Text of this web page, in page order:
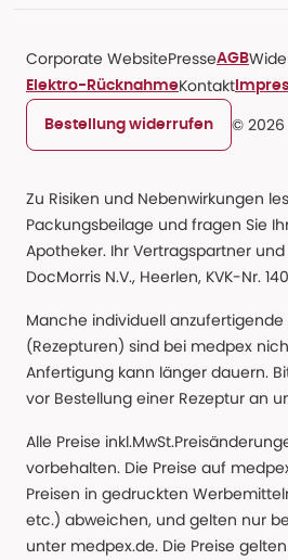
Corporate WebsitePresseAGB
Elektro-RücknahmeKontakt
Bestellung widerrufen © 2026
Zu Risiken und Nebenwirkungen
Packungsbeilage und fragen Sie
Apotheker. Ihr Vertragspartner
DocMorris N.V., Heerlen, KVK-Nr.
Manche individuell anzufertigende
(Rezepturen) sind bei medpex
Anfertigung kann länger dauern.
vor Bestellung einer Rezeptur an
Alle Preise
vorbehalten. Die Preise auf
Preisen in gedruckten
etc.) abweichen, und gelten nur
unter medpex.de. Die Preise